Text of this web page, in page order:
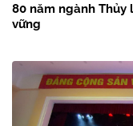
80 năm ngành
vững